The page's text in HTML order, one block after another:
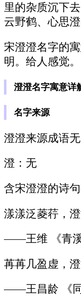
里的杂质沉下
云野鹤、心思澄
宋澄澄名字的
明。给人感觉。
澄澄名字寓意详
名字来源
澄澄来源成语无
澄：无
含宋澄澄的诗
漾漾泛菱荇，澄
——王维 《青溪
苒苒几盈虚，澄
——王昌龄 《